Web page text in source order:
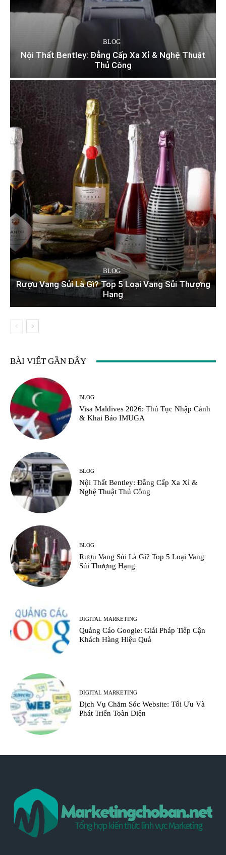
BLOG
Nội Thất Bentley: Đẳng Cấp Xa Xỉ & Nghệ Thuật
Thủ Công
BLOG
Rượu Vang Sủi Là Gì? Top 5 Loại Vang Sủi Thượng
Hạng
BÀI VIẾT GẦN ĐÂY
BLOG
Visa Maldives 2026: Thủ Tục Nhập Cảnh
& Khai Báo IMUGA
BLOG
Nội Thất Bentley: Đẳng Cấp Xa Xỉ &
Nghệ Thuật Thủ Công
BLOG
Rượu Vang Sủi Là Gì? Top 5 Loại Vang
Sủi Thượng Hạng
DIGITAL MARKETING
Quảng Cáo Google: Giải Pháp Tiếp Cận
Khách Hàng Hiệu Quả
DIGITAL MARKETING
Dịch Vụ Chăm Sóc Website: Tối Ưu Và
Phát Triển Toàn Diện